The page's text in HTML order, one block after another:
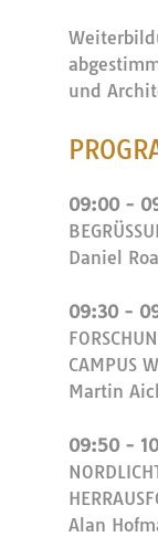
und
09:00 -
Daniel
09:30 -
CAMPUS
Martin
09:50 -
Alan